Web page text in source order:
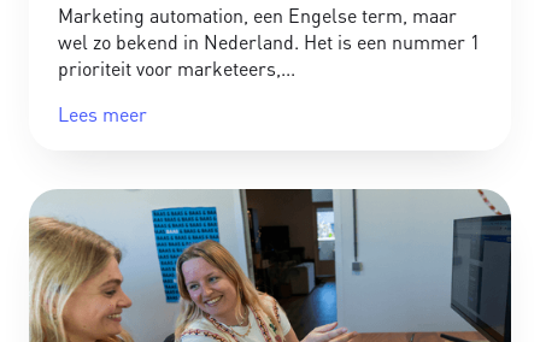
Marketing automation, een Engelse term, maar
wel zo bekend in Nederland. Het is een nummer 1
prioriteit voor marketeers,
Lees meer